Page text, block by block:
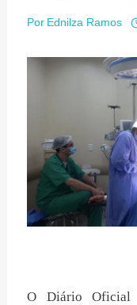
Por Ednilza Ramos
O Diário Oficial